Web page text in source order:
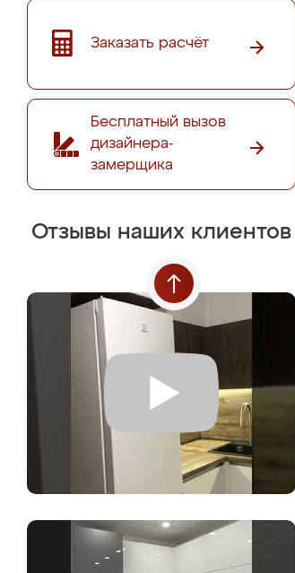
Заказать расчёт
Бесплатный вызов
дизайнера-
замерщика
Отзывы наших клиентов